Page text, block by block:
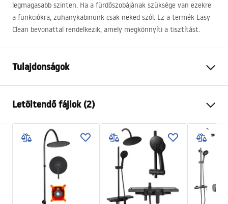
legmagasabb szinten. Ha a fürdőszobájának szüksége van ezekre
a funkciókra, zuhanykabinunk csak neked szól. Ez a termék Easy
Clean bevonattal rendelkezik, amely megkönnyíti a tisztítást.
Tulajdonságok
Szín
Fekete
Kabin típusa
Falra szerelt
Az üveg színe
Átlátszó 4mm, Átlátszó 6mm
A nyitás módja
Összecsukható
Összeszerelés
A zuhanytálcán vagy a padlón
Letöltendő fájlok (2)
shower manual
shower manual.pdf
Manual
rapid fold przyscienna.pdf